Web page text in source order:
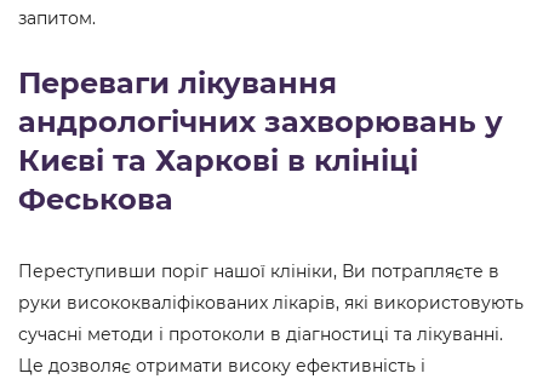
запитом.
Переваги лікування
андрологічних захворювань у
Києві та Харкові в клініці
Феськова
Переступивши поріг нашої клініки, Ви потрапляєте в
руки висококваліфікованих лікарів, які використовують
сучасні методи і протоколи в діагностиці та лікуванні.
Це дозволяє отримати високу ефективність і